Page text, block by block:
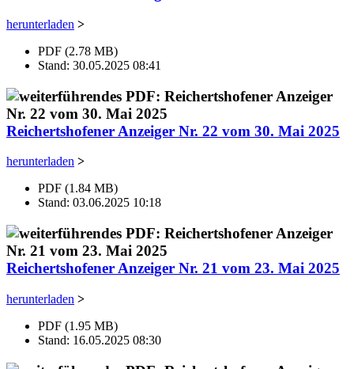
herunterladen >
PDF (2.78 MB)
Stand: 30.05.2025 08:41
Reichertshofener Anzeiger Nr. 22 vom 30. Mai 2025
herunterladen >
PDF (1.84 MB)
Stand: 03.06.2025 10:18
Reichertshofener Anzeiger Nr. 21 vom 23. Mai 2025
herunterladen >
PDF (1.95 MB)
Stand: 16.05.2025 08:30